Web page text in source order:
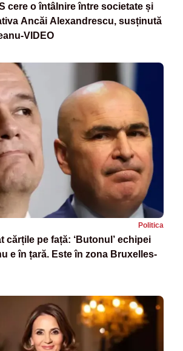
cere o întâlnire între societate și
Ancăi Alexandrescu, susținută
VIDEO
Politica
cărțile pe față: ‘Butonul’ echipei
e în țară. Este în zona Bruxelles-